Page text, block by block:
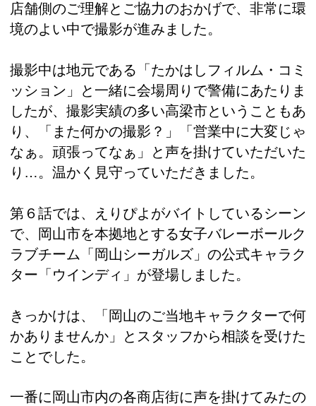
店舗側のご理解とご協力のおかげで、非常に環
境のよい中で撮影が進みました。
撮影中は地元である「たかはしフィルム・コミ
ッション」と一緒に会場周りで警備にあたりま
したが、撮影実績の多い高梁市ということもあ
り、「また何かの撮影？」「営業中に大変じゃ
なぁ。頑張ってなぁ」と声を掛けていただいた
り…。温かく見守っていただきました。
第６話では、えりぴよがバイトしているシーン
で、岡山市を本拠地とする女子バレーボールク
ラブチーム「岡山シーガルズ」の公式キャラク
ター「ウインディ」が登場しました。
きっかけは、「岡山のご当地キャラクターで何
かありませんか」とスタッフから相談を受けた
ことでした。
一番に岡山市内の各商店街に声を掛けてみたの